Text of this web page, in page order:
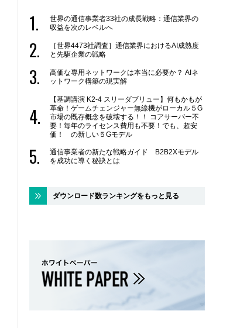
世界の通信事業者33社の成長戦略：通信業界の
収益を次のレベルへ
［世界4473社調査］通信業界におけるAI成熟度
と先駆企業の戦略
高価な専用ネットワークは本当に必要か？ AIネ
ットワーク構築の現実解
【基調講演 K2-4 スリーダブリュー】何もかもが
革命！ゲームチェンジャー無線機がローカル５G
市場の既存概念を破壊する！！ コアサーバー不
要！毎年のライセンス費用も不要！でも、超安
価！ の新しい５Gモデル
通信事業者の新たな戦略ガイド B2B2Xモデル
を成功に導く秘訣とは
ダウンロード数ランキングをもっと見る